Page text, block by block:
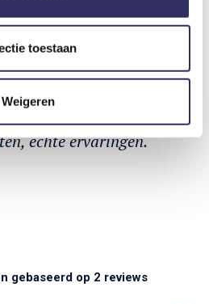
toestaan
Weigeren
€ 10,-
echte ervaringen.
gebaseerd op 2 reviews